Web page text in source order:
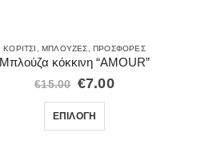
ΚΟΡΊΤΣΙ ΜΠΛΟΎΖΕΣ ΠΡΟΣΦΟΡΈΣ
Μπλούζα κόκκινη “AMOUR”
€15.00 €7.00
ΕΠΙΛΟΓΉ